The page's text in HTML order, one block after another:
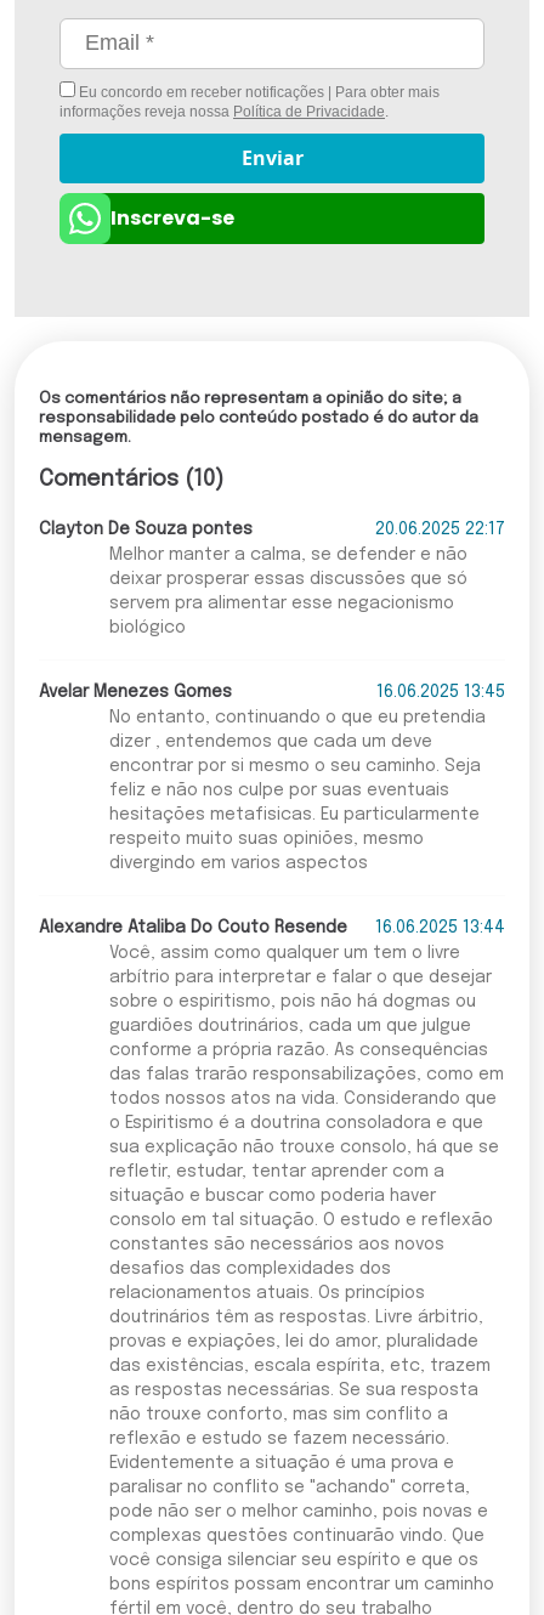
Eu concordo em receber notificações | Para obter mais
informações reveja nossa Política de Privacidade
Enviar
Inscreva-se
Os comentários não representam a opinião do site; a
responsabilidade pelo conteúdo postado é do autor da
mensagem.
Comentários (10)
Clayton De Souza pontes
20.06.2025 22:17
Melhor manter a calma, se defender e não
deixar prosperar essas discussões que só
servem pra alimentar esse negacionismo
biológico
Avelar Menezes Gomes
16.06.2025 13:45
No entanto, continuando o que eu pretendia
dizer , entendemos que cada um deve
encontrar por si mesmo o seu caminho. Seja
feliz e não nos culpe por suas eventuais
hesitações metafisicas. Eu particularmente
respeito muito suas opiniões, mesmo
divergindo em varios aspectos
Alexandre Ataliba Do Couto Resende
16.06.2025 13:44
Você, assim como qualquer um tem o livre
arbítrio para interpretar e falar o que desejar
sobre o espiritismo, pois não há dogmas ou
guardiões doutrinários, cada um que julgue
conforme a própria razão. As consequências
das falas trarão responsabilizações, como em
todos nossos atos na vida. Considerando que
o Espiritismo é a doutrina consoladora e que
sua explicação não trouxe consolo, há que se
refletir, estudar, tentar aprender com a
situação e buscar como poderia haver
consolo em tal situação. O estudo e reflexão
constantes são necessários aos novos
desafios das complexidades dos
relacionamentos atuais. Os princípios
doutrinários têm as respostas. Livre árbitrio,
provas e expiações, lei do amor, pluralidade
das existências, escala espírita, etc, trazem
as respostas necessárias. Se sua resposta
não trouxe conforto, mas sim conflito a
reflexão e estudo se fazem necessário.
Evidentemente a situação é uma prova e
paralisar no conflito se "achando" correta,
pode não ser o melhor caminho, pois novas e
complexas questões continuarão vindo. Que
você consiga silenciar seu espírito e que os
bons espíritos possam encontrar um caminho
fértil em você, dentro do seu trabalho